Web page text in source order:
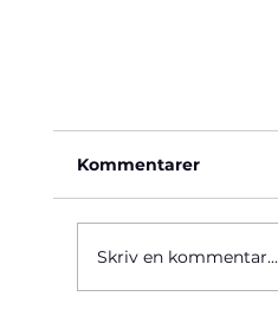
Kommentarer
Skriv en kommentar...